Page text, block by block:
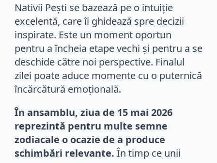
Nativii Pești se bazează pe o intuiție
excelentă, care îi ghidează spre decizii
inspirate. Este un moment oportun
pentru a încheia etape vechi și pentru a se
deschide către noi perspective. Finalul
zilei poate aduce momente cu o puternică
încărcătură emoțională.
În ansamblu, ziua de 15 mai 2026
reprezintă pentru multe semne
zodiacale o ocazie de a produce
schimbări relevante. În timp ce unii